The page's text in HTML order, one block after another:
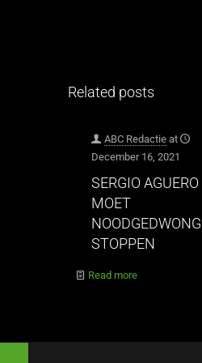
Related posts
ABC Redactie at
December 16, 2021
SERGIO AGUERO
MOET
STOPPEN
Read more